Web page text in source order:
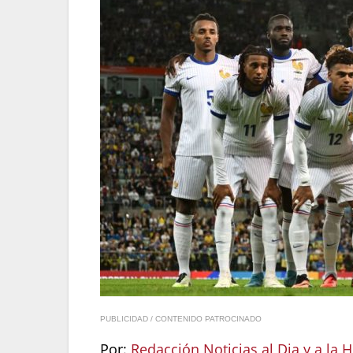
PUBLICIDAD / CONTENIDO PATROCINADO